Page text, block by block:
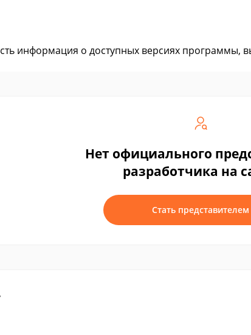
информация о доступных версиях программы,
Нет официального
разработчика на
Стать представителем